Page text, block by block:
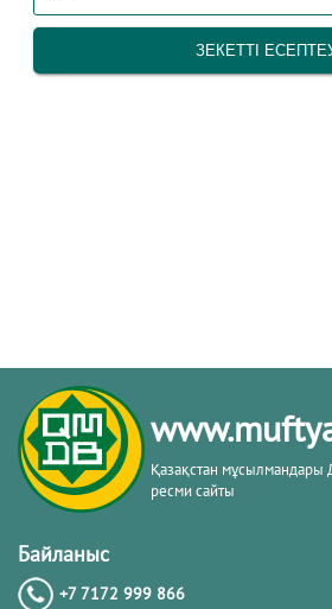
Қазақстан мұсылмандары
ресми сайты
Байланыс
+7 7172 999 866